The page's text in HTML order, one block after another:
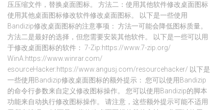
压压缩文件，替换桌面图标。 方法二：使用其他软件修改桌面图标
使用其他桌面图标修改软件修改桌面图标。 以下是一些使用
Bandizip修改桌面图标的注意事项： 方法一可能会降低图标质量。
方法二是最好的选择，但您需要安装其他软件。 以下是一些可以用
于修改桌面图标的软件： 7-Zip:https://www.7-zip.org/
WinA:https://www.winrar.com/
esourceHacker:https://www.angusj.com/resourcehacker/ 以下是
一些使用Bandizip修改桌面图标的额外提示： 您可以使用Bandizip
的命令行参数来自定义修改图标操作。 您可以使用Bandizip的脚本
功能来自动执行修改图标操作。 请注意，这些额外提示可能不适用